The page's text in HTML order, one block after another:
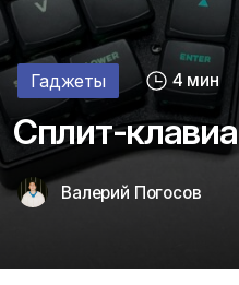
Гаджеты 4 мин
Сплит-
Валерий Погосов